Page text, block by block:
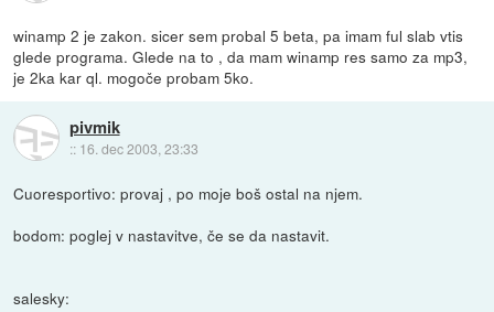
winamp 2 je zakon. sicer sem probal 5 beta, pa imam ful slab vtis
glede programa. Glede na to , da mam winamp res samo za mp3,
je 2ka kar ql. mogoče probam 5ko.
pivmik
:: 16. dec 2003, 23:33
Cuoresportivo: provaj , po moje boš ostal na njem.
bodom: poglej v nastavitve, če se da nastavit.
salesky: